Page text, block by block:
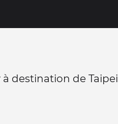
à destination de Taipei